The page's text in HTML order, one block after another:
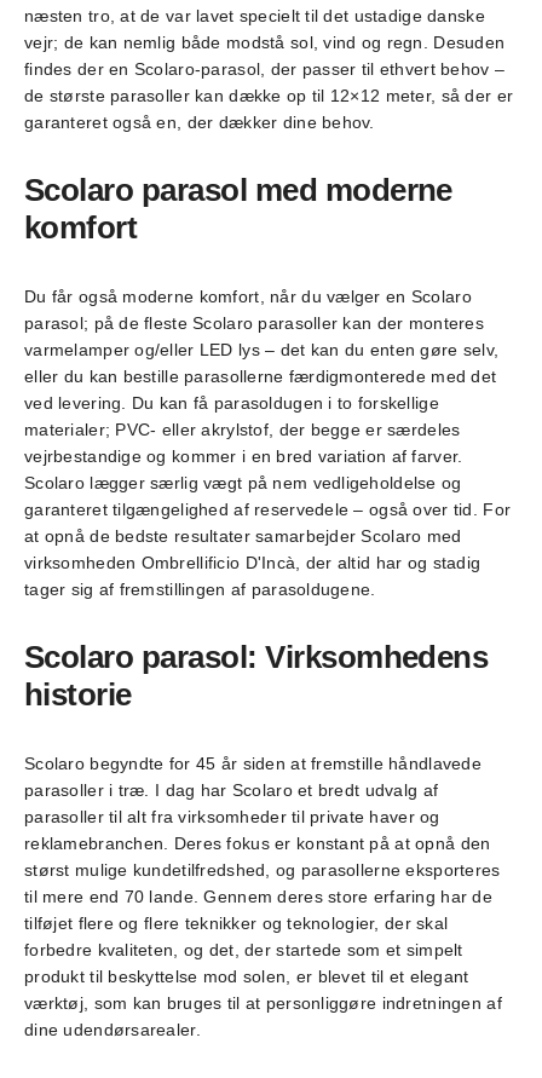
næsten tro, at de var lavet specielt til det ustadige danske
vejr; de kan nemlig både modstå sol, vind og regn. Desuden
findes der en Scolaro-parasol, der passer til ethvert behov –
de største parasoller kan dække op til 12×12 meter, så der er
garanteret også en, der dækker dine behov.
Scolaro parasol med moderne
komfort
Du får også moderne komfort, når du vælger en Scolaro
parasol; på de fleste Scolaro parasoller kan der monteres
varmelamper og/eller LED lys – det kan du enten gøre selv,
eller du kan bestille parasollerne færdigmonterede med det
ved levering. Du kan få parasoldugen i to forskellige
materialer; PVC- eller akrylstof, der begge er særdeles
vejrbestandige og kommer i en bred variation af farver.
Scolaro lægger særlig vægt på nem vedligeholdelse og
garanteret tilgængelighed af reservedele – også over tid. For
at opnå de bedste resultater samarbejder Scolaro med
virksomheden Ombrellificio D'Incà, der altid har og stadig
tager sig af fremstillingen af parasoldugene.
Scolaro parasol: Virksomhedens
historie
Scolaro begyndte for 45 år siden at fremstille håndlavede
parasoller i træ. I dag har Scolaro et bredt udvalg af
parasoller til alt fra virksomheder til private haver og
reklamebranchen. Deres fokus er konstant på at opnå den
størst mulige kundetilfredshed, og parasollerne eksporteres
til mere end 70 lande. Gennem deres store erfaring har de
tilføjet flere og flere teknikker og teknologier, der skal
forbedre kvaliteten, og det, der startede som et simpelt
produkt til beskyttelse mod solen, er blevet til et elegant
værktøj, som kan bruges til at personliggøre indretningen af
dine udendørsarealer.